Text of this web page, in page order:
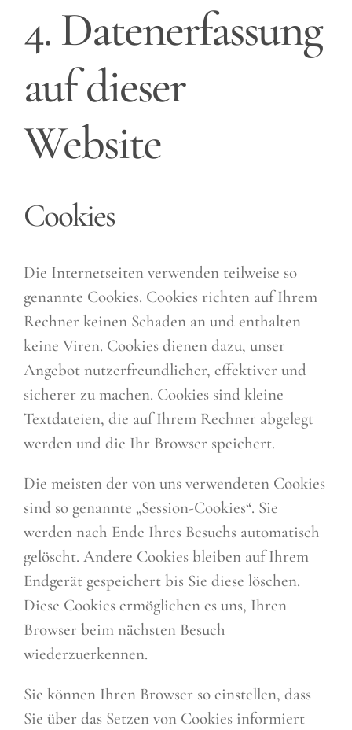
4. Datenerfassung
auf dieser
Website
Cookies
Die Internetseiten verwenden teilweise so
genannte Cookies. Cookies richten auf Ihrem
Rechner keinen Schaden an und enthalten
keine Viren. Cookies dienen dazu, unser
Angebot nutzerfreundlicher, effektiver und
sicherer zu machen. Cookies sind kleine
Textdateien, die auf Ihrem Rechner abgelegt
werden und die Ihr Browser speichert.
Die meisten der von uns verwendeten Cookies
sind so genannte „Session-Cookies“. Sie
werden nach Ende Ihres Besuchs automatisch
gelöscht. Andere Cookies bleiben auf Ihrem
Endgerät gespeichert bis Sie diese löschen.
Diese Cookies ermöglichen es uns, Ihren
Browser beim nächsten Besuch
wiederzuerkennen.
Sie können Ihren Browser so einstellen, dass
Sie über das Setzen von Cookies informiert